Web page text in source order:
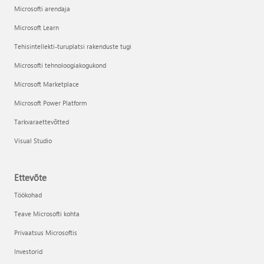
Microsofti arendaja
Microsoft Learn
Tehisintellekti-turuplatsi rakenduste tugi
Microsofti tehnoloogiakogukond
Microsoft Marketplace
Microsoft Power Platform
Tarkvaraettevõtted
Visual Studio
Ettevõte
Töökohad
Teave Microsofti kohta
Privaatsus Microsoftis
Investorid